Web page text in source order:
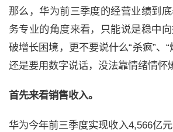
那么，华为前三季度的经营业绩到
务专业的角度来看，只能说是稳中
破增长困境，更不要说什么“杀疯”、
还是要用数字说话，没法靠情绪情怀
首先来看销售收入。
华为今年前三季度实现收入4,566亿